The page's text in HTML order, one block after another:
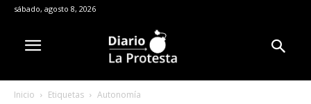
sábado, agosto 8, 2026
Inicio Etiquetas Autonomía